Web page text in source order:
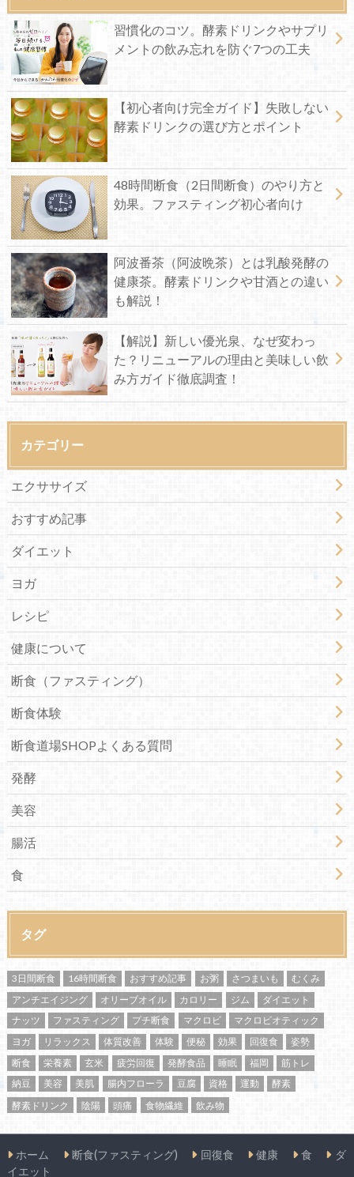
習慣化のコツ。酵素ドリンクやサプリ
メントの飲み忘れを防ぐ7つの工夫
【初心者向け完全ガイド】失敗しない
酵素ドリンクの選び方とポイント
48時間断食（2日間断食）のやり方と
効果。ファスティング初心者向け
阿波番茶（阿波晩茶）とは乳酸発酵の
健康茶。酵素ドリンクや甘酒との違い
も解説！
【解説】新しい優光泉、なぜ変わっ
た？リニューアルの理由と美味しい飲
み方ガイド徹底調査！
カテゴリー
エクササイズ
おすすめ記事
ダイエット
ヨガ
レシピ
健康について
断食（ファスティング）
断食体験
断食道場SHOPよくある質問
発酵
美容
腸活
食
タグ
3日間断食 16時間断食 おすすめ記事 お粥 さつまいも
むくみ
アンチエイジング
オリーブオイル カロリー ジム
ダイエット
ナッツ
ファスティング プチ断食 マクロビ
マクロビオティック
ヨガ
リラックス 体質改善 体験 便秘 効果 回復食
姿勢
断食
栄養素 玄米 疲労回復 発酵食品 睡眠 福岡
筋トレ
納豆
美容 美肌 腸内フローラ 豆腐 資格 運動
酵素
酵素ドリンク
陰陽 頭痛 食物繊維 飲み物
ホーム 断食(ファスティング) 回復食 健康 食
ダ
イエット